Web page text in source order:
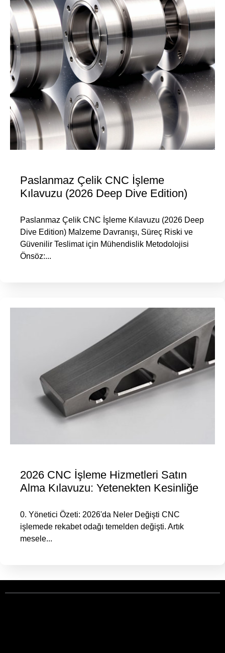
Paslanmaz Çelik CNC İşleme
Kılavuzu (2026 Deep Dive Edition)
Paslanmaz Çelik CNC İşleme Kılavuzu (2026 Deep
Dive Edition) Malzeme Davranışı, Süreç Riski ve
Güvenilir Teslimat için Mühendislik Metodolojisi
Önsöz:...
2026 CNC İşleme Hizmetleri Satın
Alma Kılavuzu: Yetenekten Kesinliğe
0. Yönetici Özeti: 2026'da Neler Değişti CNC
işlemede rekabet odağı temelden değişti. Artık
mesele...